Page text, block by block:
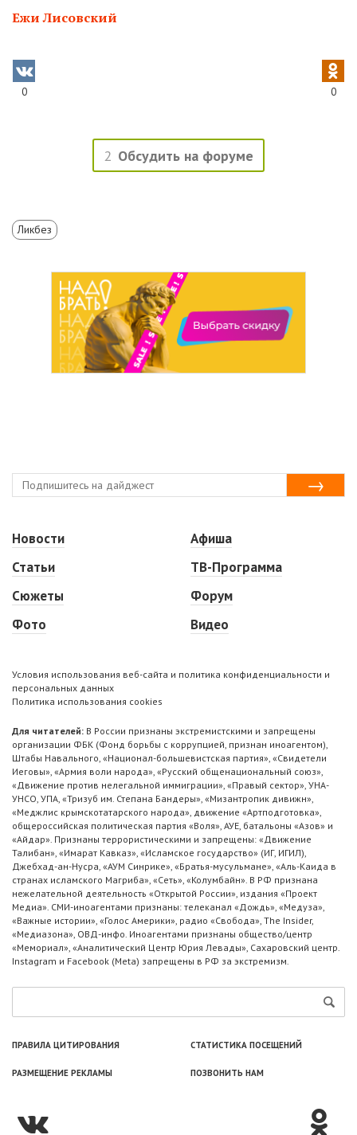
Ежи Лисовский
0 0
2 Обсудить на форуме
Ликбез
Новости
Статьи
Сюжеты
Фото
Афиша
ТВ-Программа
Форум
Видео
Условия использования веб-сайта и политика конфиденциальности и
персональных данных
Политика использования cookies
Для читателей: В России признаны экстремистскими и запрещены
организации ФБК (Фонд борьбы с коррупцией, признан иноагентом),
Штабы Навального, «Национал-большевистская партия», «Свидетели
Иеговы», «Армия воли народа», «Русский общенациональный союз»,
«Движение против нелегальной иммиграции», «Правый сектор», УНА-
УНСО, УПА, «Тризуб им. Степана Бандеры», «Мизантропик дивижн»,
«Меджлис крымскотатарского народа», движение «Артподготовка»,
общероссийская политическая партия «Воля», АУЕ, батальоны «Азов» и
«Айдар». Признаны террористическими и запрещены: «Движение
Талибан», «Имарат Кавказ», «Исламское государство» (ИГ, ИГИЛ),
Джебхад-ан-Нусра, «АУМ Синрике», «Братья-мусульмане», «Аль-Каида в
странах исламского Магриба», «Сеть», «Колумбайн». В РФ признана
нежелательной деятельность «Открытой России», издания «Проект
Медиа». СМИ-иноагентами признаны: телеканал «Дождь», «Медуза»,
«Важные истории», «Голос Америки», радио «Свобода», The Insider,
«Медиазона», ОВД-инфо. Иноагентами признаны общество/центр
«Мемориал», «Аналитический Центр Юрия Левады», Сахаровский центр.
Instagram и Facebook (Metа) запрещены в РФ за экстремизм.
ПРАВИЛА ЦИТИРОВАНИЯ СТАТИСТИКА ПОСЕЩЕНИЙ
РАЗМЕЩЕНИЕ РЕКЛАМЫ ПОЗВОНИТЬ НАМ